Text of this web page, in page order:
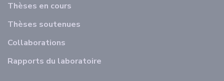
Thèses en cours
Thèses soutenues
Collaborations
Rapports du laboratoire